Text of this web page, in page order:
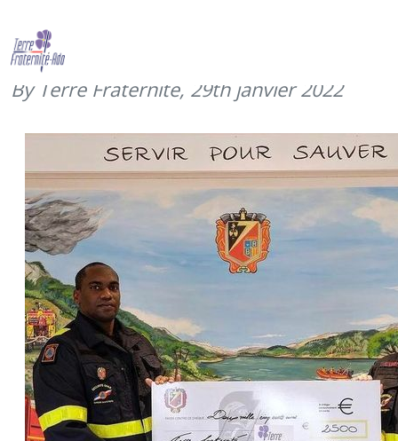
Merci à l’UIISC n°7 de Brignoles !
(janvier 2022)
By Terre Fraternité, 29th janvier 2022